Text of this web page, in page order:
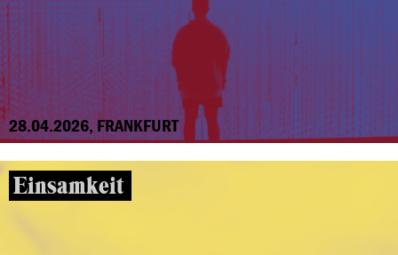
28.04.2026, FRANKFURT
Einsamkeit